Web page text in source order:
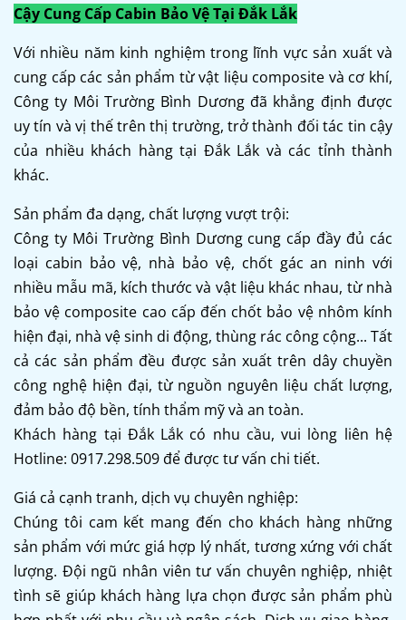
Cậy Cung Cấp Cabin Bảo Vệ Tại Đắk Lắk
Với nhiều năm kinh nghiệm trong lĩnh vực sản xuất và
cung cấp các sản phẩm từ vật liệu composite và cơ khí,
Công ty Môi Trường Bình Dương đã khẳng định được
uy tín và vị thế trên thị trường, trở thành đối tác tin cậy
của nhiều khách hàng tại Đắk Lắk và các tỉnh thành
khác.
Sản phẩm đa dạng, chất lượng vượt trội:
Công ty Môi Trường Bình Dương cung cấp đầy đủ các
loại cabin bảo vệ, nhà bảo vệ, chốt gác an ninh với
nhiều mẫu mã, kích thước và vật liệu khác nhau, từ nhà
bảo vệ composite cao cấp đến chốt bảo vệ nhôm kính
hiện đại, nhà vệ sinh di động, thùng rác công cộng... Tất
cả các sản phẩm đều được sản xuất trên dây chuyền
công nghệ hiện đại, từ nguồn nguyên liệu chất lượng,
đảm bảo độ bền, tính thẩm mỹ và an toàn.
Khách hàng tại Đắk Lắk có nhu cầu, vui lòng liên hệ
Hotline: 0917.298.509 để được tư vấn chi tiết.
Giá cả cạnh tranh, dịch vụ chuyên nghiệp:
Chúng tôi cam kết mang đến cho khách hàng những
sản phẩm với mức giá hợp lý nhất, tương xứng với chất
lượng. Đội ngũ nhân viên tư vấn chuyên nghiệp, nhiệt
tình sẽ giúp khách hàng lựa chọn được sản phẩm phù